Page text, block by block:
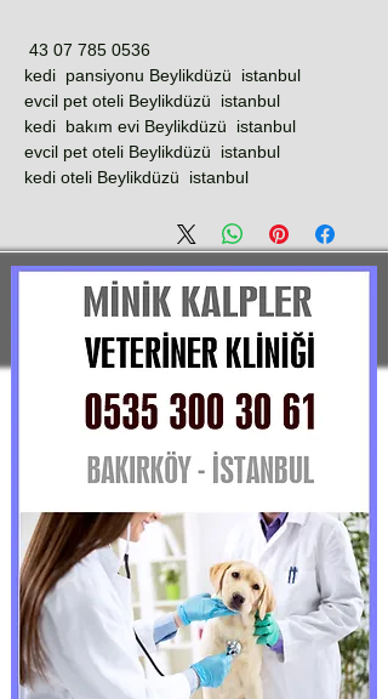
0536 785 07 43
kedi pansiyonu Beylikdüzü istanbul
evcil pet oteli Beylikdüzü istanbul
kedi bakım evi Beylikdüzü istanbul
evcil pet oteli Beylikdüzü istanbul
kedi oteli Beylikdüzü istanbul